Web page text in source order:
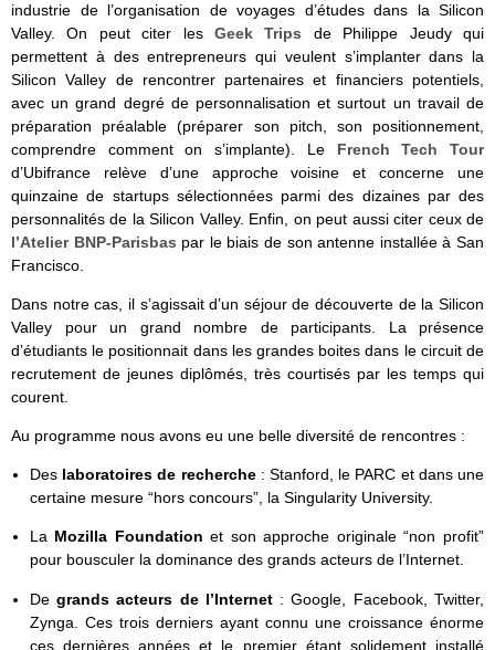
industrie de l’organisation de voyages d’études dans la Silicon
Valley. On peut citer les Geek Trips de Philippe Jeudy qui
permettent à des entrepreneurs qui veulent s’implanter dans la
Silicon Valley de rencontrer partenaires et financiers potentiels,
avec un grand degré de personnalisation et surtout un travail de
préparation préalable (préparer son pitch, son positionnement,
comprendre comment on s’implante). Le French Tech Tour
d’Ubifrance relève d’une approche voisine et concerne une
quinzaine de startups sélectionnées parmi des dizaines par des
personnalités de la Silicon Valley. Enfin, on peut aussi citer ceux de
l’Atelier BNP-Parisbas par le biais de son antenne installée à San
Francisco.
Dans notre cas, il s’agissait d’un séjour de découverte de la Silicon
Valley pour un grand nombre de participants. La présence
d’étudiants le positionnait dans les grandes boites dans le circuit de
recrutement de jeunes diplômés, très courtisés par les temps qui
courent.
Au programme nous avons eu une belle diversité de rencontres :
Des laboratoires de recherche : Stanford, le PARC et dans une
certaine mesure “hors concours”, la Singularity University.
La Mozilla Foundationet son approche originale “non profit”
pour bousculer la dominance des grands acteurs de l’Internet.
Degrands acteurs de l’Internet : Google, Facebook, Twitter,
Zynga. Ces trois derniers ayant connu une croissance énorme
ces dernières années et le premier étant solidement installé